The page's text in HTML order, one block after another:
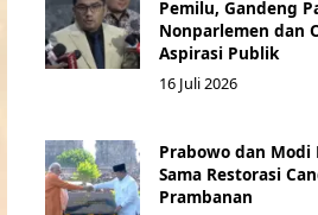
Pemilu, Gandeng
Nonparlemen dan
Aspirasi Publik
16 Juli 2026
Prabowo dan Modi
Sama Restorasi
Prambanan